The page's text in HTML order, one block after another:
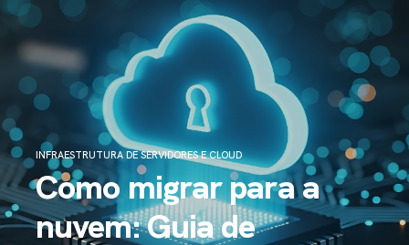
INFRAESTRUTURA DE SERVIDORES E CLOUD
Como migrar para a
nuvem: Guia de